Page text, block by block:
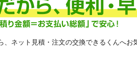
ネット見積・注文の交換できるくんへお